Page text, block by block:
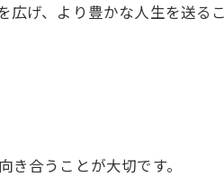
げ、より豊かな人生を送る
合うことが大切です。